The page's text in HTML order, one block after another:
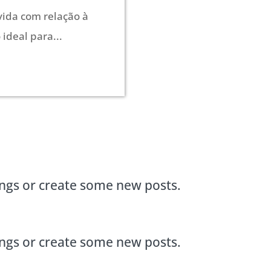
com relação à
para...
or create some new posts.
or create some new posts.